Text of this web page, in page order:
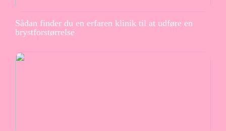
Sådan finder du en erfaren klinik til at udføre en
brystforstørrelse